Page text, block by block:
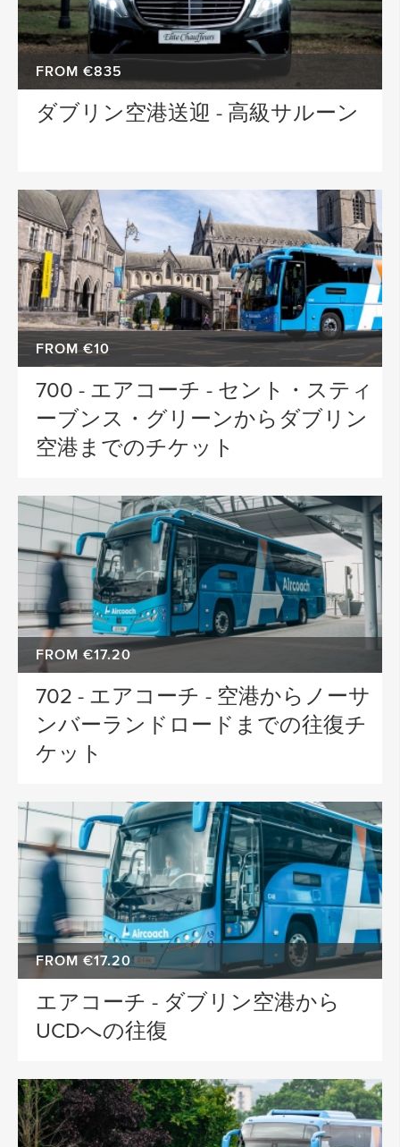
FROM €835
ダブリン空港送迎 - 高級サルーン
FROM €10
700 - エアコーチ - セント・スティ
ーブンス・グリーンからダブリン
空港までのチケット
FROM €17.20
702 - エアコーチ - 空港からノーサ
ンバーランドロードまでの往復チ
ケット
FROM €17.20
エアコーチ - ダブリン空港から
UCDへの往復